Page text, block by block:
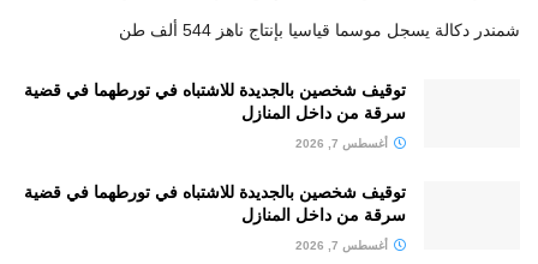
شمندر دكالة يسجل موسما قياسيا بإنتاج ناهز 544 ألف طن
توقيف شخصين بالجديدة للاشتباه في تورطهما في قضية
سرقة من داخل المنازل
أغسطس 7, 2026
توقيف شخصين بالجديدة للاشتباه في تورطهما في قضية
سرقة من داخل المنازل
أغسطس 7, 2026